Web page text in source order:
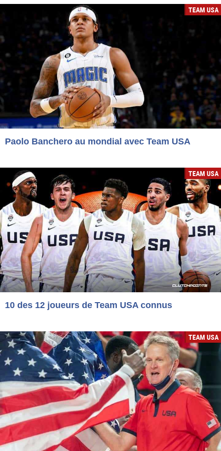
TEAM USA
Paolo Banchero au mondial avec Team USA
TEAM USA
10 des 12 joueurs de Team USA connus
TEAM USA